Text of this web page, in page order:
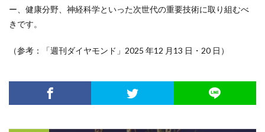
ー、健康分野、神経科学といった次世代の重要技術に取り組むべ
きです。
（参考：「週刊ダイヤモンド」2025 年12 月13 日・20 日）